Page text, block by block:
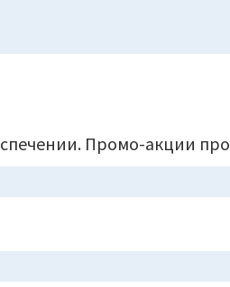
Промо-акции